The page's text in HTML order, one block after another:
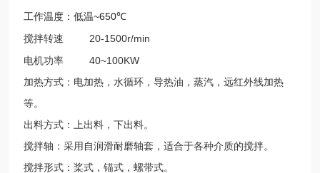
工作温度：低温~650℃
搅拌转速 20-1500r/min
电机功率 40~100KW
加热方式：电加热，水循环，导热油，蒸汽，远红外线加热
等。
出料方式：上出料，下出料。
搅拌轴：采用自润滑耐磨轴套，适合于各种介质的搅拌。
搅拌形式：桨式，锚式，螺带式。